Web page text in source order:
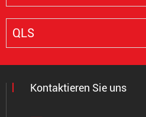
QLS
Kontaktieren Sie uns